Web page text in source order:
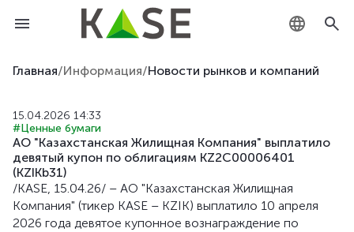
KZ
EN
Главная/Информация/Новости рынков и компаний
15.04.2026 14:33
#Ценные бумаги
АО "Казахстанская Жилищная Компания" выплатило
девятый купон по облигациям KZ2C00006401
(KZIKb31)
/KASE, 15.04.26/ – АО "Казахстанская Жилищная
Компания" (тикер KASE – KZIK) выплатило 10 апреля
2026 года девятое купонное вознаграждение по